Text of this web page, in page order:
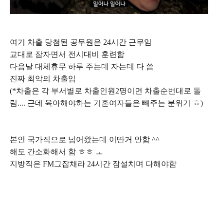
여기 차출 당첨된 공무원은 24시간 근무임
교대로 잠자면서 전시대비 훈련함
다음날 대체휴무 하루 주는데 자는데 다 씀
진짜 최악의 차출임
(*차출은 각 부서별로 차출인원2명이면 차출순번대로 돌
림.... 근데 육아해야하는 기혼여자들은 빼주는 분위기 ㅎ)
본인 국가직으로 넘어왔는데 이딴거 안함 ^^
해도 간소화해서 함 ㅎㅎ ㅗ
지방직은 FM그잡채라 24시간 잠설치며 다해야함